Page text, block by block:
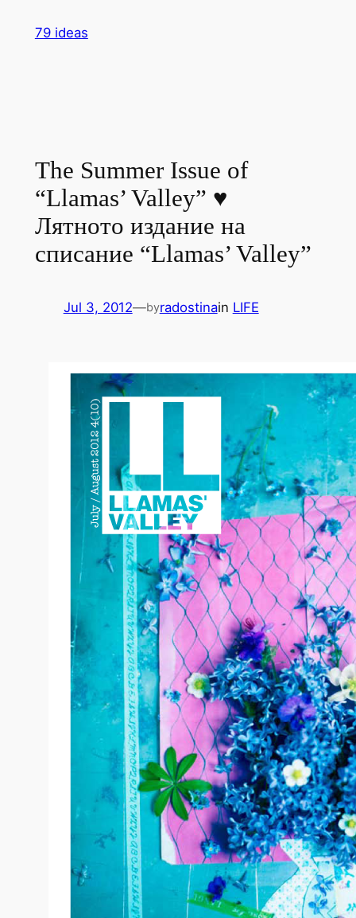
79 ideas
The Summer Issue of
“Llamas’ Valley” ♥
Лятното издание на
списание “Llamas’ Valley”
Jul 3, 2012—byradostinain LIFE